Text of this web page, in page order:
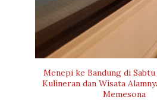
Menepi ke Bandung di
Kulineran dan Wisata
Memesona